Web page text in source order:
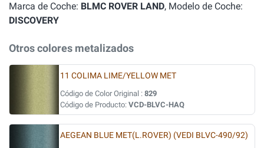
Marca de Coche: BLMC ROVER LAND, Modelo de Coche:
DISCOVERY
Otros colores metalizados
11 COLIMA LIME/YELLOW MET
Código de Color Original : 829
Código de Producto: VCD-BLVC-HAQ
AEGEAN BLUE MET(L.ROVER) (VEDI BLVC-490/92)